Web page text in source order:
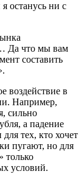
останусь ни с
Да что мы вам
составить
воздействие в
Например,
сильно
а падение
тех, кто хочет
пугают, но для
только
условий.